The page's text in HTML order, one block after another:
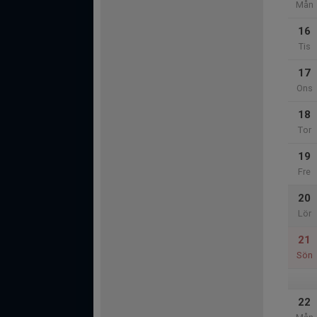
Mån
16
Tis
17
Ons
18
Tor
19
Fre
20
Lör
21
Sön
22